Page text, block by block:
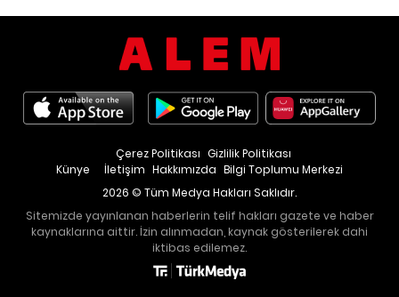
Künye İletişim Hakkımızda Bilgi Toplumu Merkezi
Çerez Politikası Gizlilik Politikası
2026 © Tüm Medya Hakları Saklıdır.
Sitemizde yayınlanan haberlerin telif hakları gazete ve haber
kaynaklarına aittir. İzin alınmadan, kaynak gösterilerek dahi
iktibas edilemez.